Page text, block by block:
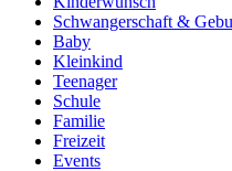
Schwangerschaft &
Baby
Kleinkind
Teenager
Schule
Familie
Freizeit
Events